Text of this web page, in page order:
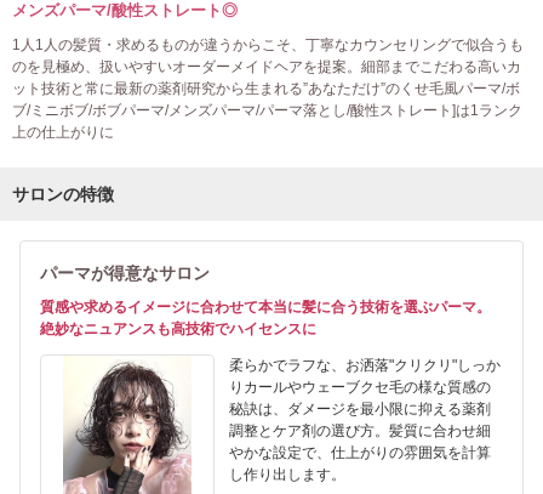
メンズパーマ/酸性ストレート◎
1人1人の髪質・求めるものが違うからこそ、丁寧なカウンセリングで似合うも
のを見極め、扱いやすいオーダーメイドヘアを提案。細部までこだわる高いカ
ット技術と常に最新の薬剤研究から生まれる”あなただけ”のくせ毛風パーマ/ボ
ブ/ミニボブ/ボブパーマ/メンズパーマ/パーマ落とし/酸性ストレート]は1ランク
上の仕上がりに
サロンの特徴
パーマが得意なサロン
質感や求めるイメージに合わせて本当に髪に合う技術を選ぶパーマ。
絶妙なニュアンスも高技術でハイセンスに
柔らかでラフな、お洒落"クリクリ"しっか
りカールやウェーブクセ毛の様な質感の
秘訣は、ダメージを最小限に抑える薬剤
調整とケア剤の選び方。髪質に合わせ細
やかな設定で、仕上がりの雰囲気を計算
し作り出します。